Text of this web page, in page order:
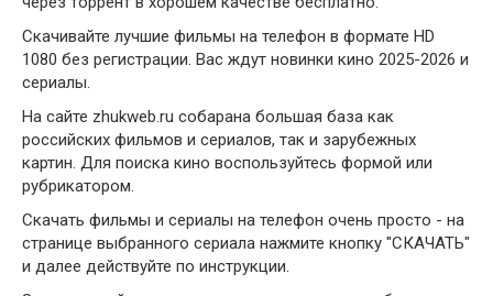
Скачивайте лучшие фильмы на телефон в формате HD
1080 без регистрации. Вас ждут новинки кино 2025-2026 и
сериалы.
На сайте zhukweb.ru собарана большая база как
российских фильмов и сериалов, так и зарубежных
картин. Для поиска кино воспользуйтесь формой или
рубрикатором.
Скачать фильмы и сериалы на телефон очень просто - на
странице выбранного сериала нажмите кнопку "СКАЧАТЬ"
и далее действуйте по инструкции.